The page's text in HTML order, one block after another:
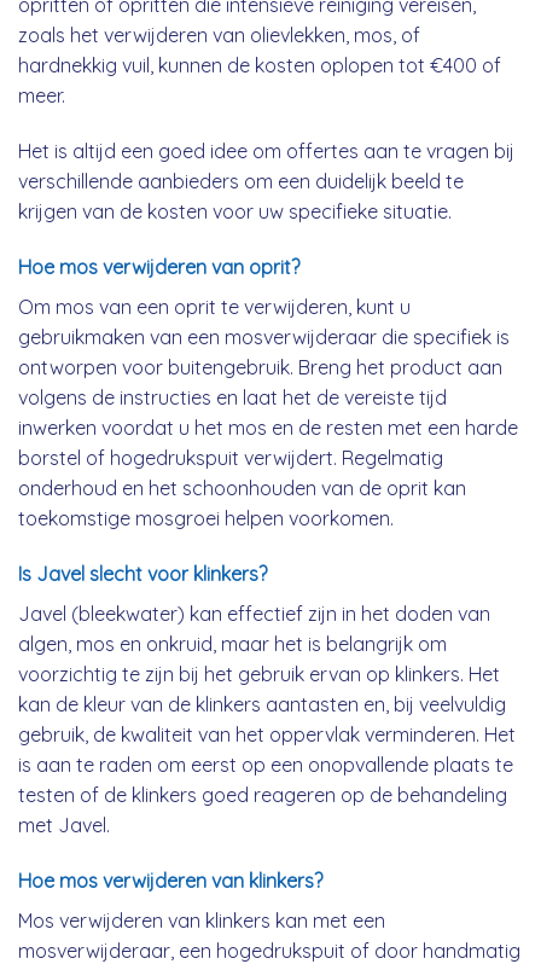
opritten of opritten die intensieve reiniging vereisen,
zoals het verwijderen van olievlekken, mos, of
hardnekkig vuil, kunnen de kosten oplopen tot €400 of
meer.
Het is altijd een goed idee om offertes aan te vragen bij
verschillende aanbieders om een duidelijk beeld te
krijgen van de kosten voor uw specifieke situatie.
Hoe mos verwijderen van oprit?
Om mos van een oprit te verwijderen, kunt u
gebruikmaken van een mosverwijderaar die specifiek is
ontworpen voor buitengebruik. Breng het product aan
volgens de instructies en laat het de vereiste tijd
inwerken voordat u het mos en de resten met een harde
borstel of hogedrukspuit verwijdert. Regelmatig
onderhoud en het schoonhouden van de oprit kan
toekomstige mosgroei helpen voorkomen.
Is Javel slecht voor klinkers?
Javel (bleekwater) kan effectief zijn in het doden van
algen, mos en onkruid, maar het is belangrijk om
voorzichtig te zijn bij het gebruik ervan op klinkers. Het
kan de kleur van de klinkers aantasten en, bij veelvuldig
gebruik, de kwaliteit van het oppervlak verminderen. Het
is aan te raden om eerst op een onopvallende plaats te
testen of de klinkers goed reageren op de behandeling
met Javel.
Hoe mos verwijderen van klinkers?
Mos verwijderen van klinkers kan met een
mosverwijderaar, een hogedrukspuit of door handmatig